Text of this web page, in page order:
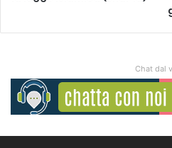
Chat dal